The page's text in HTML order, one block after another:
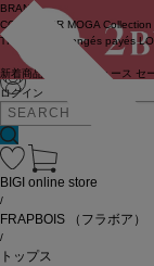
ログイン
BRAND
COUTURIER MOGA Collection
TRISTESSE
congés payés
新着商品 ニュース セ
BIGI online store
/
FRAPBOIS （フラボア）
/
トップス